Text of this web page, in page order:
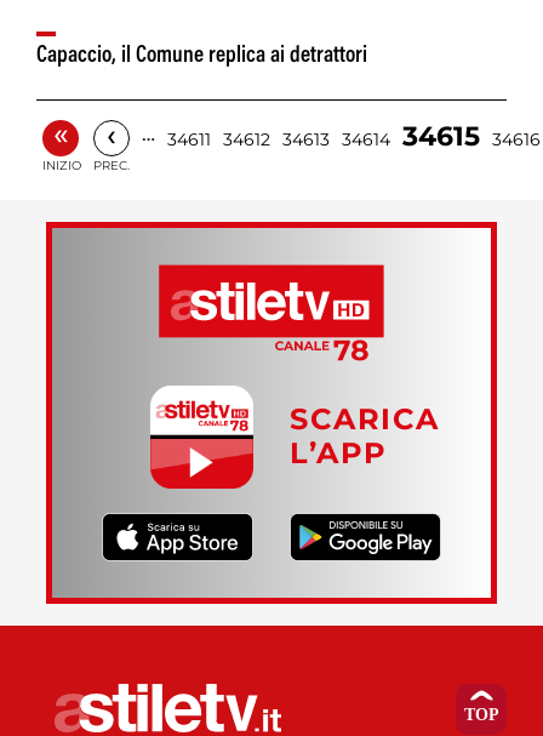
Capaccio, il Comune replica ai detrattori
«
INIZIO
‹
PREC.
… 34611 34612 34613 34614 34615 34616
SCARICA
L’APP